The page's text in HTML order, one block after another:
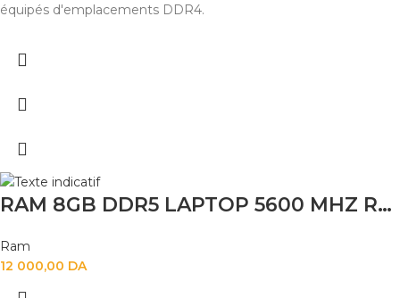
équipés d'emplacements DDR4.
RAM 8GB DDR5 LAPTOP 5600 MHZ RECUP
Ram
12 000,00 DA